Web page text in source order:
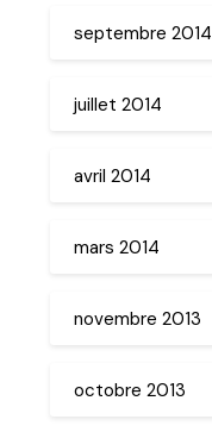
septembre 2014
juillet 2014
avril 2014
mars 2014
novembre 2013
octobre 2013